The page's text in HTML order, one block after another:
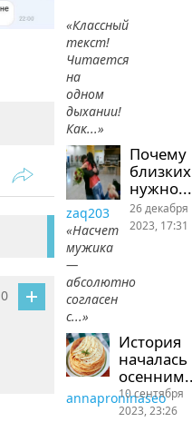
0
«Классный
текст!
Читается
на
одном
дыхании!
Как...»
Почему
близких
нужно...
zaq203
«Насчет
мужика
—
абсолютно
согласен
с...»
26 декабря
2023, 17:31
История
началась
annaproninaseo
10 сентября
2023, 23:26